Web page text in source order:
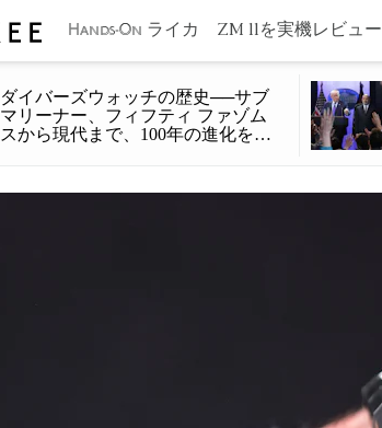
Hands-On ライカ ZM 11を実機レビュー
ダイバーズウォッチの歴史──サブ
マリーナー、フィフティ ファゾム
スから現代まで、100年の進化をた